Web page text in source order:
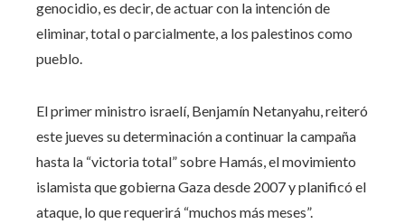
genocidio, es decir, de actuar con la intención de
eliminar, total o parcialmente, a los palestinos como
pueblo.
El primer ministro israelí, Benjamín Netanyahu, reiteró
este jueves su determinación a continuar la campaña
hasta la “victoria total” sobre Hamás, el movimiento
islamista que gobierna Gaza desde 2007 y planificó el
ataque, lo que requerirá “muchos más meses”.